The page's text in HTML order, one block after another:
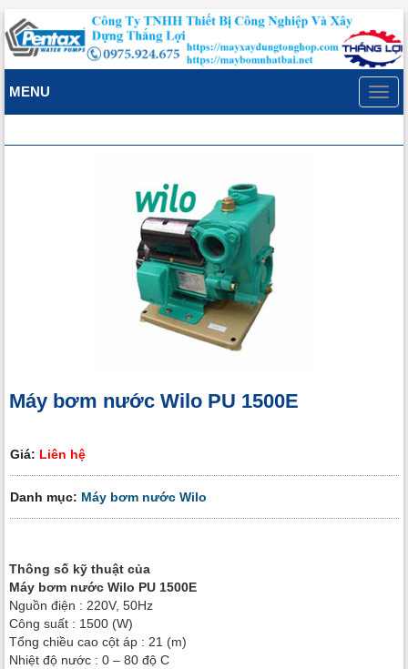
MENU
Máy bơm nước Wilo PU 1500E
Giá: Liên hệ
Danh mục: Máy bơm nước Wilo
Thông số kỹ thuật của
Máy bơm nước Wilo PU 1500E
Nguồn điện : 220V, 50Hz
Công suất : 1500 (W)
Tổng chiều cao cột áp : 21 (m)
Nhiệt độ nước : 0 – 80 độ C